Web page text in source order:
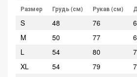
Размер Грудь (см) Рукав (см)
S 48 76
M
50 77
L
54 80
XL
54 79